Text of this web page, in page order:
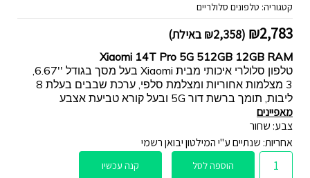
קטגוריה: טלפונים סלולריים
₪2,783
(
₪2,358 באילת)
Xiaomi 14T Pro 5G 512GB 12GB RAM
טלפון סלולרי איכותי מבית Xiaomi בעל מסך בגודל ''6.67,
3 מצלמות אחוריות ומצלמת סלפי, ערכת שבבים בעלת 8
ליבות, תומך ברשת דור 5G ובעל קורא טביעת אצבע
מאפיינים
צבע: שחור
אחריות: שנתיים ע"י המילטון יבואן רשמי
הוספה לסל קנה עכשיו